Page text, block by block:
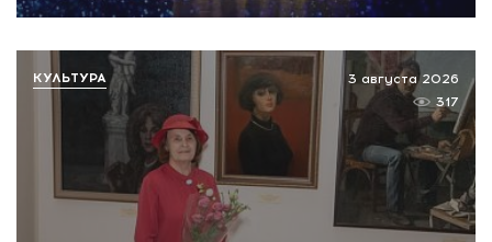
3 августа 2026
317
КУЛЬТУРА